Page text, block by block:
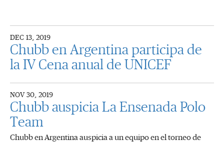
DEC 13, 2019
Chubb en Argentina participa de
la IV Cena anual de UNICEF
NOV 30, 2019
Chubb auspicia La Ensenada Polo
Team
Chubb en Argentina auspicia a un equipo en el torneo de